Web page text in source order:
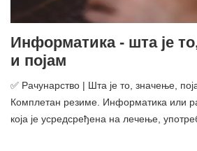
Информатика - шта је
и појам
✅ Рачунарство | Шта је то, значење,
Комплетан резиме. Информатика или
која је усредсређена на лечење,